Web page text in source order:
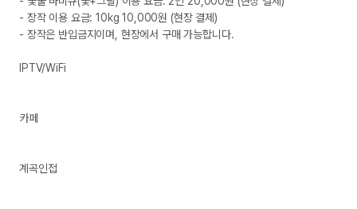
- 장작 이용 요금: 10kg 10,000원 (현장 결제)
- 장작은 반입금지이며, 현장에서 구매 가능합니다.
IPTV/WiFi
카페
계곡인접